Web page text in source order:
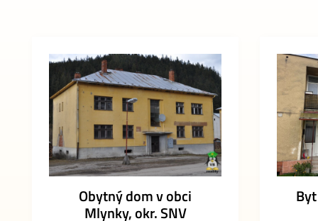
Obytný dom v obci
Mlynky, okr. SNV